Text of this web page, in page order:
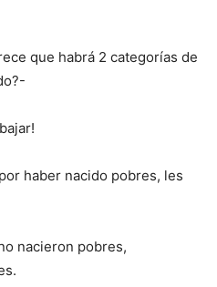
que habrá 2 categorías de
haber nacido pobres, les
nacieron pobres,